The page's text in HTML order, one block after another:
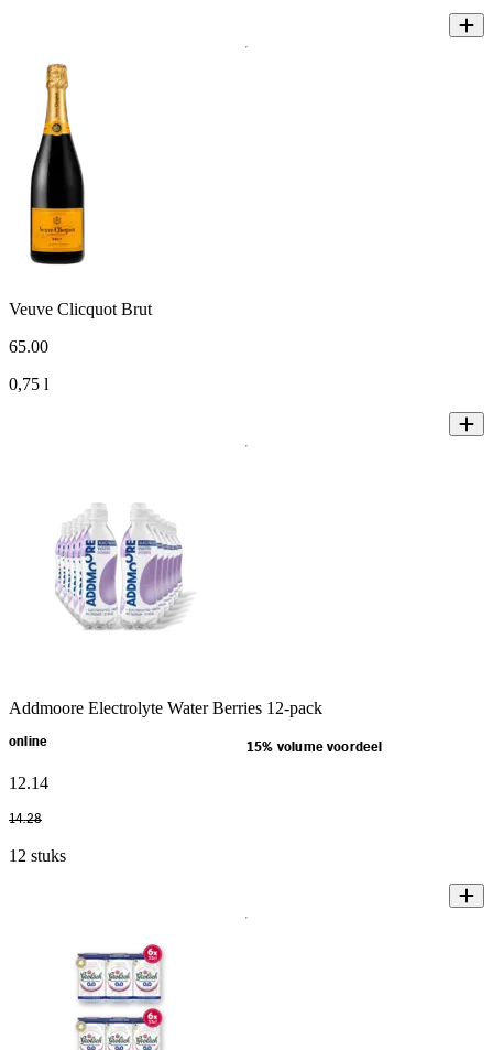
Veuve Clicquot Brut
65.00
0,75 l
Addmoore Electrolyte Water Berries 12-pack
online 15% volume voordeel
12.14
14.28
12 stuks